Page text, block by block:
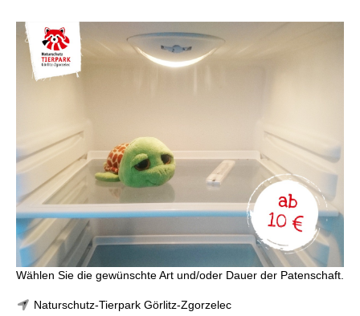
Wählen Sie die gewünschte Art und/oder Dauer der Patenschaft.
Naturschutz-Tierpark Görlitz-Zgorzelec